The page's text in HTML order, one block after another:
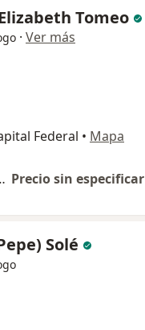
Tomeo
· Ver más
Federal • Mapa
Dinámica Precio sin especificar
Solé